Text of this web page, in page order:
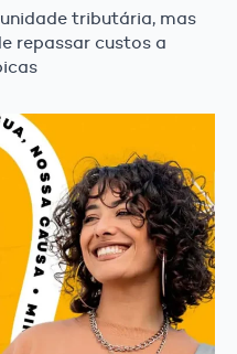
tributária, mas
repassar custos a